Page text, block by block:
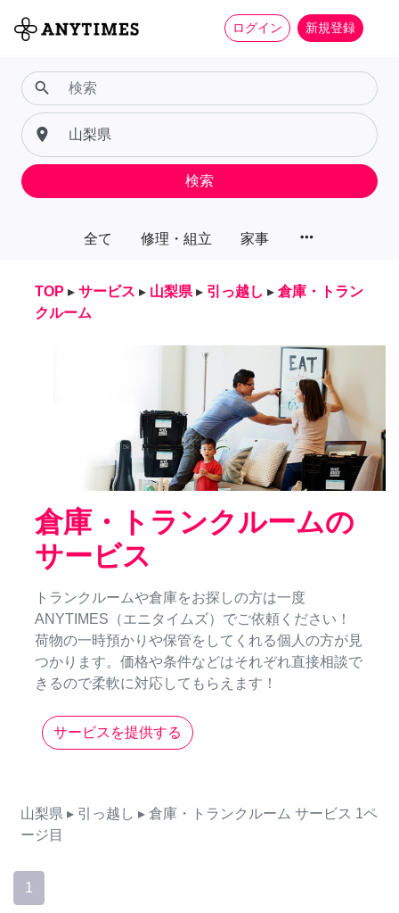
ログイン 新規登録
全て 修理・組立 家事 more_horiz
search
place
検索
TOP ▸ サービス ▸ 山梨県 ▸ 引っ越し ▸ 倉庫・トラン
クルーム
倉庫・トランクルームの
サービス
トランクルームや倉庫をお探しの方は一度
ANYTIMES（エニタイムズ）でご依頼ください！
荷物の一時預かりや保管をしてくれる個人の方が見
つかります。価格や条件などはそれぞれ直接相談で
きるので柔軟に対応してもらえます！
サービスを提供する
山梨県 ▸ 引っ越し ▸ 倉庫・トランクルーム サービス 1ペ
ージ目
1